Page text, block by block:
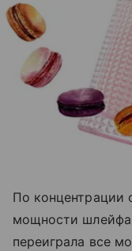
По концентрации
мощности
переиграла все